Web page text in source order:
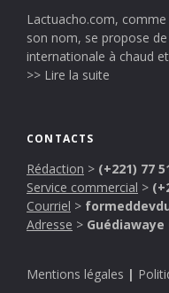
Lactuacho.com,
son nom, se propose
internationale à chaud
>> Lire la suite
CONTACTS
Rédaction > (+221) 77
Service commercial >
Courriel >
Adresse > Guédiawaye
Mentions légales |